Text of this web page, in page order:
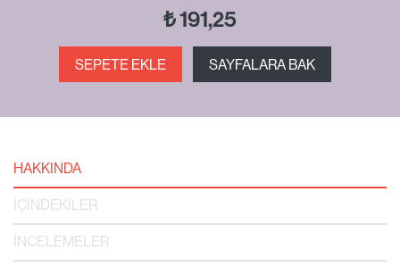
₺191,25
SEPETE EKLE SAYFALARA BAK
HAKKINDA
İÇİNDEKİLER
İNCELEMELER